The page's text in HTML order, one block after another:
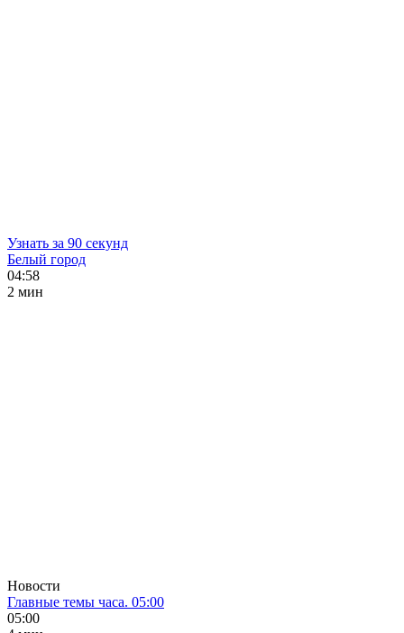
Узнать за 90 секунд
Белый город
04:58
2 мин
Новости
Главные темы часа. 05:00
05:00